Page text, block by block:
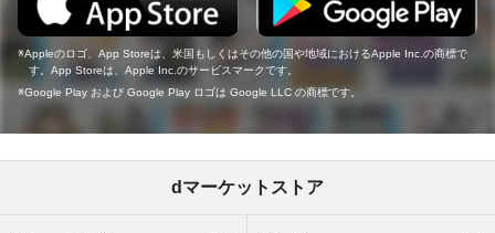
Appleのロゴ、App Storeは、米国もしくはその他の国や地域におけるApple Inc.の商標で
す。App Storeは、Apple Inc.のサービスマークです。
Google Play および Google Play ロゴは Google LLC の商標です。
dマーケットストア